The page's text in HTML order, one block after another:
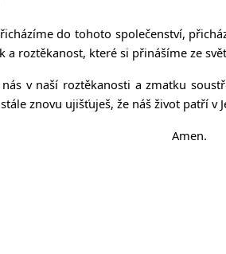
do tohoto společenství,
a roztěkanost, které si přinášíme ze
v naší roztěkanosti a zmatku
znovu ujišťuješ, že náš život patří v